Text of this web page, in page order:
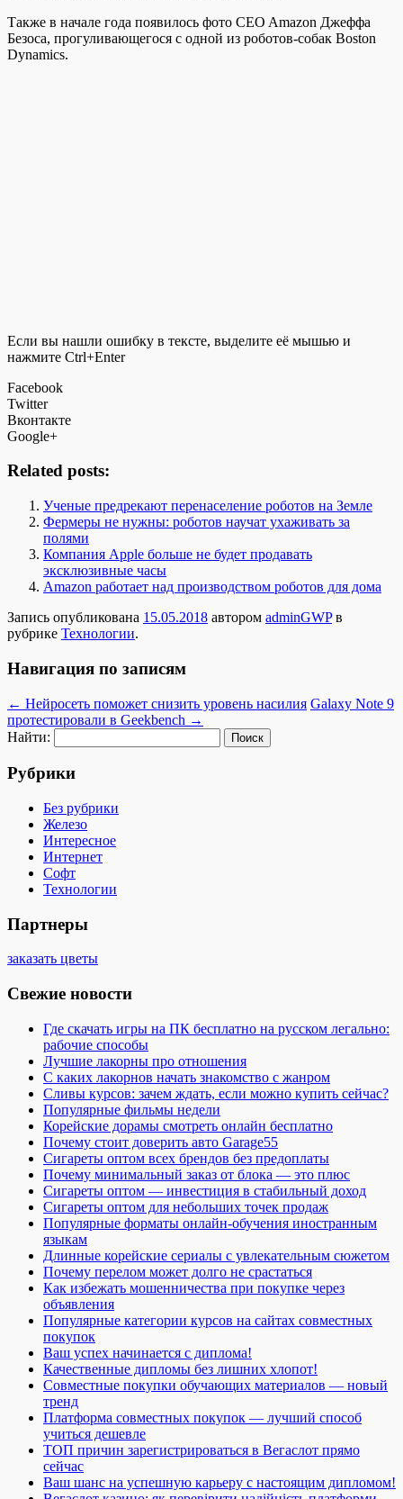
Также в начале года появилось фото CEO Amazon Джеффа
Безоса, прогуливающегося с одной из роботов-собак Boston
Dynamics.
Если вы нашли ошибку в тексте, выделите её мышью и
нажмите Ctrl+Enter
Facebook
Twitter
Вконтакте
Google+
Related posts:
Ученые предрекают перенаселение роботов на Земле
Фермеры не нужны: роботов научат ухаживать за
полями
Компания Apple больше не будет продавать
эксклюзивные часы
Amazon работает над производством роботов для дома
Запись опубликована 15.05.2018 автором adminGWPв
рубрике Технологии.
Навигация по записям
← Нейросеть поможет снизить уровень насилия Galaxy Note 9
протестировали в Geekbench →
Найти:
Рубрики
Без рубрики
Железо
Интересное
Интернет
Софт
Технологии
Партнеры
заказать цветы
Свежие новости
Где скачать игры на ПК бесплатно на русском легально:
рабочие способы
Лучшие лакорны про отношения
С каких лакорнов начать знакомство с жанром
Сливы курсов: зачем ждать, если можно купить сейчас?
Популярные фильмы недели
Корейские дорамы смотреть онлайн бесплатно
Почему стоит доверить авто Garage55
Сигареты оптом всех брендов без предоплаты
Почему минимальный заказ от блока — это плюс
Сигареты оптом — инвестиция в стабильный доход
Сигареты оптом для небольших точек продаж
Популярные форматы онлайн-обучения иностранным
языкам
Длинные корейские сериалы с увлекательным сюжетом
Почему перелом может долго не срастаться
Как избежать мошенничества при покупке через
объявления
Популярные категории курсов на сайтах совместных
покупок
Ваш успех начинается с диплома!
Качественные дипломы без лишних хлопот!
Совместные покупки обучающих материалов — новый
тренд
Платформа совместных покупок — лучший способ
учиться дешевле
ТОП причин зарегистрироваться в Вегаслот прямо
сейчас
Ваш шанс на успешную карьеру с настоящим дипломом!